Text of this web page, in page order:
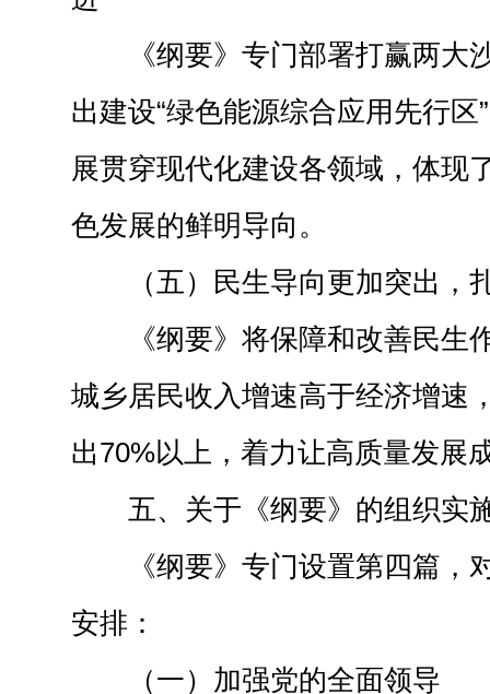
《纲要》专门部署打赢两大
出建设“绿色能源综合应用先行
展贯穿现代化建设各领域，体现
色发展的鲜明导向。
（五）民生导向更加突出，
《纲要》将保障和改善民生
城乡居民收入增速高于经济增速
出70%以上，着力让高质量发展
五、关于《纲要》的组织实
《纲要》专门设置第四篇，
安排：
（一）加强党的全面领导